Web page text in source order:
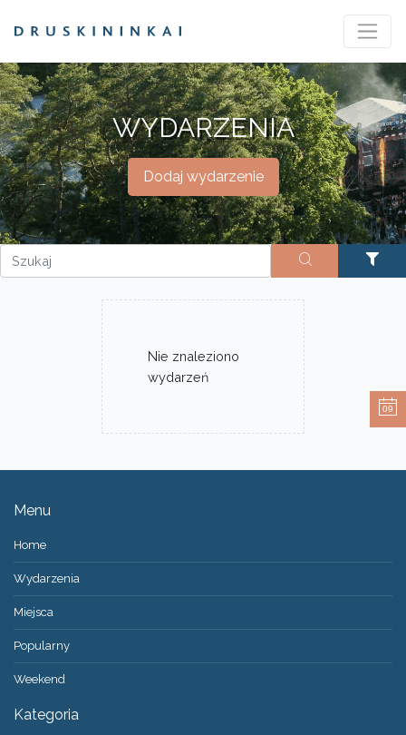
WYDARZENIA
Dodaj wydarzenie
Nie znaleziono
wydarzeń
Menu
Home
Wydarzenia
Miejsca
Popularny
Weekend
Kategoria
09